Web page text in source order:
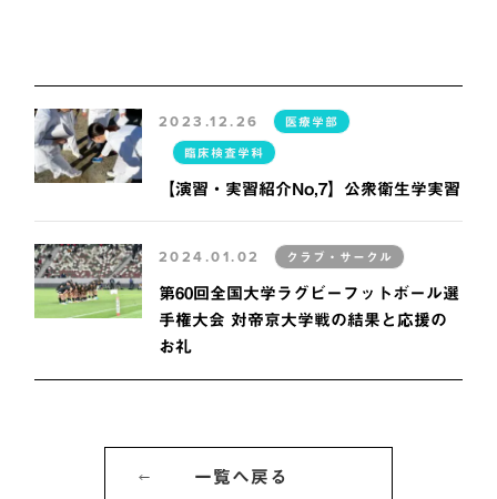
2023.12.26 医療学部
臨床検査学科
【演習・実習紹介No,7】公衆衛生学実習
2024.01.02 クラブ・サークル
第60回全国大学ラグビーフットボール選
手権大会 対帝京大学戦の結果と応援の
お礼
一覧へ戻る